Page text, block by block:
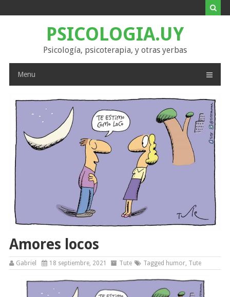
to
PSICOLOGIA.UY
Psicología, psicoterapia, y otras yerbas
Menu
Amores locos
Gabriel 18 septiembre, 2021 Tute Tagged humor, Tute